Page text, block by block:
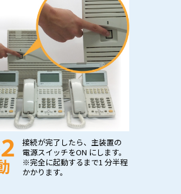
接続が完了したら、主装置の
電源スイッチをON にします。
※完全に起動するまで1 分半程
かかります。